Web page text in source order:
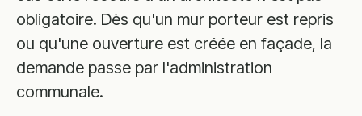
obligatoire. Dès qu'un mur porteur est repris
ou qu'une ouverture est créée en façade, la
demande passe par l'administration
communale.